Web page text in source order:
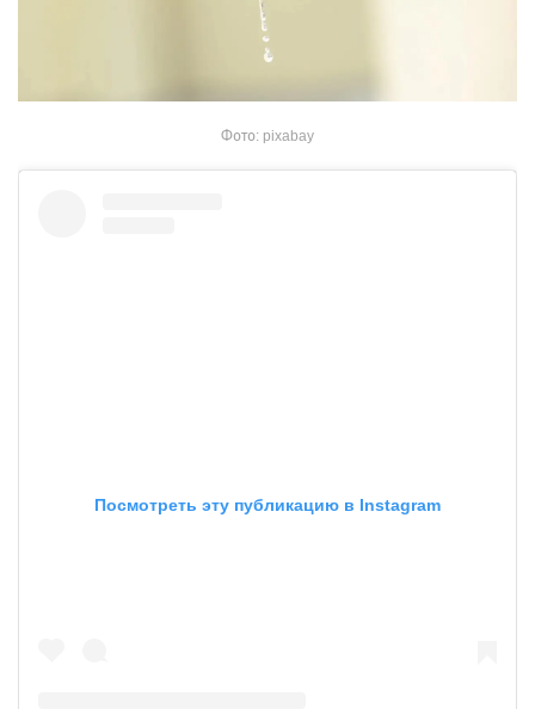
Фото: pixabay
Посмотреть эту публикацию в Instagram